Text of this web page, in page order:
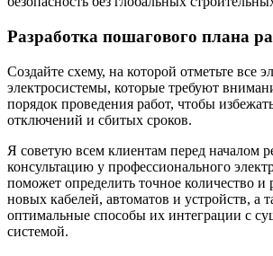
Разработка пошагового плана
Создайте схему, на которой отметьте все
электросистемы, которые требуют
порядок проведения работ, чтобы
отключений и сбитых сроков.
Я советую всем клиентам перед началом
консультацию у профессионального
поможет определить точное количество и
новых кабелей, автоматов и устройств, а
оптимальные способы их интеграции с
системой.